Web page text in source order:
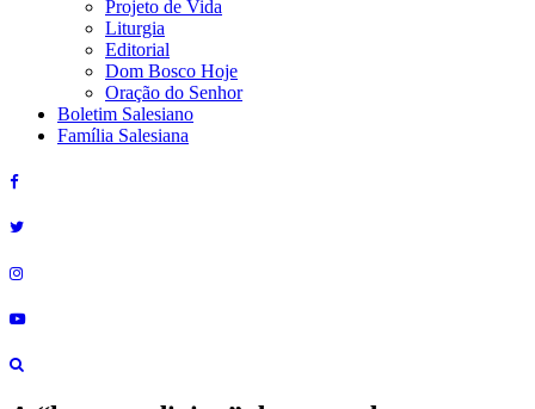
Projeto de Vida
Liturgia
Editorial
Dom Bosco Hoje
Oração do Senhor
Boletim Salesiano
Família Salesiana